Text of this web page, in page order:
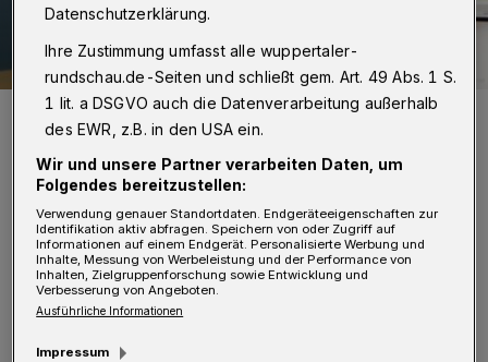
Wuppertals Oberbürgermeisterin Miriam Scherff.
Foto: Stadt Wuppertal
W ie steht es angesichts globaler
Herausforderungen um die
wirtschaftliche Entwicklung Wuppertals? Ihre
Datenschutzerklärung.
Ihre Zustimmung umfasst alle wuppertaler-
rundschau.de-Seiten und schließt gem. Art. 49 Abs. 1 S.
1 lit. a DSGVO auch die Datenverarbeitung außerhalb
des EWR, z.B. in den USA ein.
Wir und unsere Partner verarbeiten Daten, um
Folgendes bereitzustellen:
Verwendung genauer Standortdaten. Endgeräteeigenschaften zur
Identifikation aktiv abfragen. Speichern von oder Zugriff auf
Informationen auf einem Endgerät. Personalisierte Werbung und
Inhalte, Messung von Werbeleistung und der Performance von
Inhalten, Zielgruppenforschung sowie Entwicklung und
Verbesserung von Angeboten.
Ausführliche Informationen
Impressum